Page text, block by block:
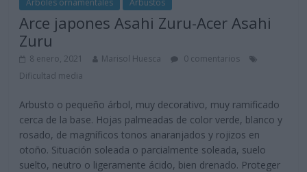
Arce japones Asahi Zuru-Acer Asahi
Zuru
8 enero, 2021 Marisol Huesca
0 comentarios
Dificultad media
Arbusto o pequeño árbol, muy decorativo, muy ramificado
cerca de la base. Hojas palmeadas de color verde, blanco y
rosado, de magníficos tonos anaranjados y rojizos en
otoño. Situación soleada o parcialmente soleada, suelo
suelto, neutro o ligeramente ácido, bien drenado. Proteger